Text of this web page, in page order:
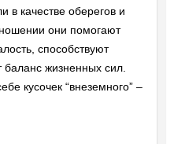
в качестве оберегов и
они помогают
способствуют
жизненных сил.
кусочек “внеземного” –